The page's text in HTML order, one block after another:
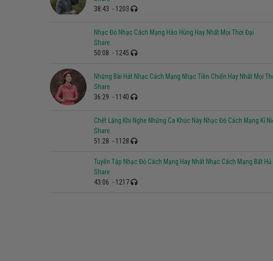
Nhạc Đỏ Tàu Anh Qua Núi Remix Bass Căng Thủng Loa
38:43- 1203
50:08- 1245
Share
36:29
- 1140
Share
51:28